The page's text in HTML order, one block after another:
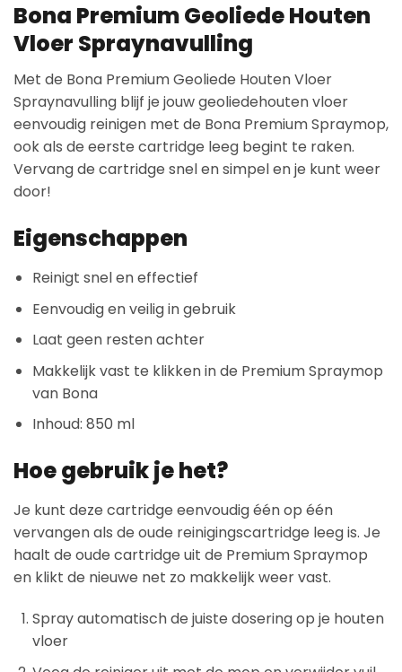
Bona Premium Geoliede Houten
Vloer Spraynavulling
Met de Bona Premium Geoliede Houten Vloer
Spraynavulling blijf je jouw geoliedehouten vloer
eenvoudig reinigen met de Bona Premium Spraymop,
ook als de eerste cartridge leeg begint te raken.
Vervang de cartridge snel en simpel en je kunt weer
door!
Eigenschappen
Reinigt snel en effectief
Eenvoudig en veilig in gebruik
Laat geen resten achter
Makkelijk vast te klikken in de Premium Spraymop
van Bona
Inhoud: 850 ml
Hoe gebruik je het?
Je kunt deze cartridge eenvoudig één op één
vervangen als de oude reinigingscartridge leeg is. Je
haalt de oude cartridge uit de Premium Spraymop
en klikt de nieuwe net zo makkelijk weer vast.
Spray automatisch de juiste dosering op je houten
vloer